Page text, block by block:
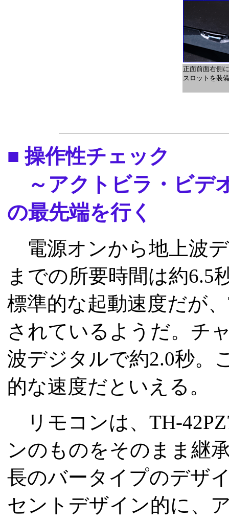
正面前面右側
スロットを装備
■ 操作性チェック
～アクトビラ・ビデ
の最先端を行く
電源オンから地上波
までの所要時間は約6.5
標準的な起動速度だが
されているようだ。チ
波デジタルで約2.0秒。
的な速度だといえる。
リモコンは、TH-
ンのものをそのまま継
長のバータイプのデザ
セントデザイン的に、